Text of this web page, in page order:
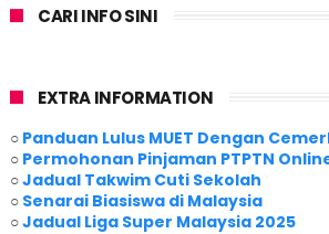
CARI INFO SINI
EXTRA INFORMATION
○ Panduan Lulus MUET Dengan
○ Permohonan Pinjaman PTPTN
○Jadual Takwim Cuti Sekolah
○ Senarai Biasiswa di Malaysia
○Jadual Liga Super Malaysia 2025